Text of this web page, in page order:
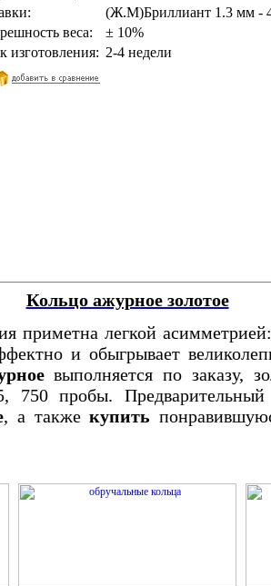
(Ж.М)Бриллиант 1.3 мм -
веса:
± 10%
изготовления: 2-4 недели
Кольцо ажурное золотое
приметна легкой
и обыгрывает
выполняется по заказу,
750 пробы.
, а такжекупить